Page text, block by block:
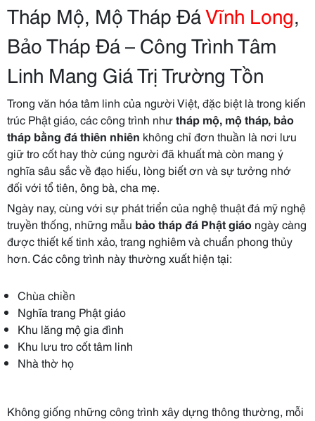
Tháp Mộ, Mộ Tháp ĐáVĩnh Long,
Bảo Tháp Đá – Công Trình Tâm
Linh Mang Giá Trị Trường Tồn
Trong văn hóa tâm linh của người Việt, đặc biệt là trong kiến
trúc Phật giáo, các công trình nhưtháp mộ, mộ tháp, bảo
tháp bằng đá thiên nhiên không chỉ đơn thuần là nơi lưu
giữ tro cốt hay thờ cúng người đã khuất mà còn mang ý
nghĩa sâu sắc về đạo hiếu, lòng biết ơn và sự tưởng nhớ
đối với tổ tiên, ông bà, cha mẹ.
Ngày nay, cùng với sự phát triển của nghệ thuật đá mỹ nghệ
truyền thống, những mẫu bảo tháp đá Phật giáo ngày càng
được thiết kế tinh xảo, trang nghiêm và chuẩn phong thủy
hơn. Các công trình này thường xuất hiện tại:
Chùa chiền
Nghĩa trang Phật giáo
Khu lăng mộ gia đình
Khu lưu tro cốt tâm linh
Nhà thờ họ
Không giống những công trình xây dựng thông thường, mỗi